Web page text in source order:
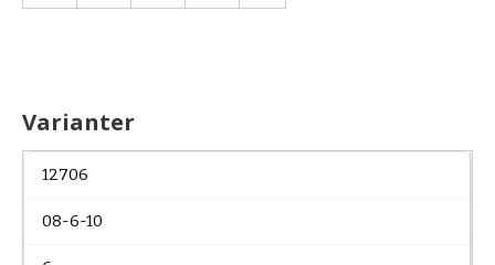
Varianter
12706
08-6-10